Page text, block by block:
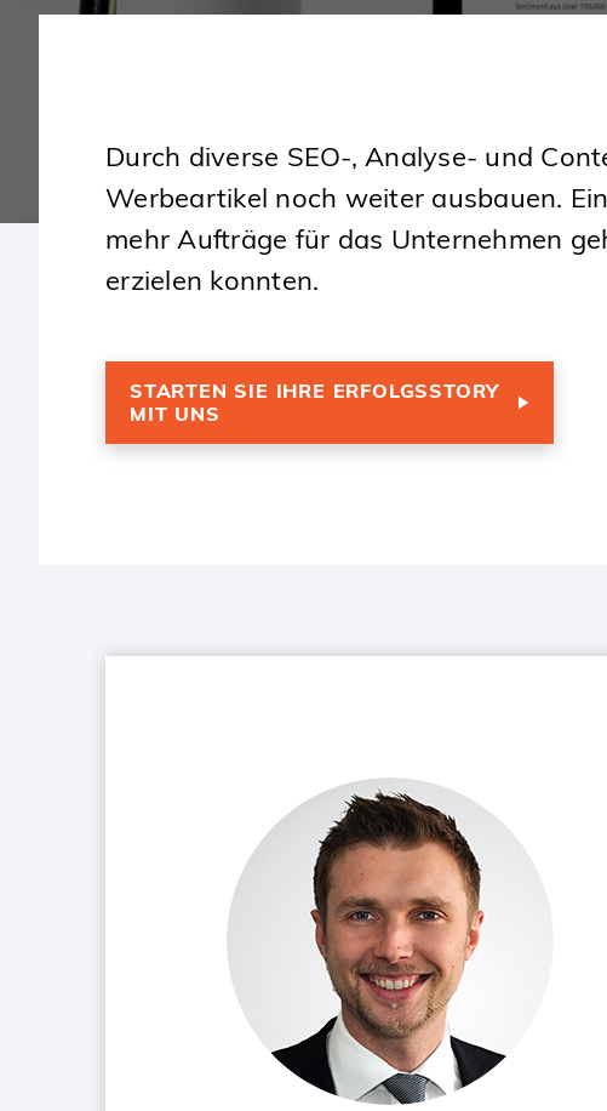
Durch diverse SEO-, Analyse- und
Werbeartikel noch weiter ausbauen.
mehr Aufträge für das Unternehmen
erzielen konnten.
STARTEN SIE IHRE ERFOLGSSTORY
MIT UNS